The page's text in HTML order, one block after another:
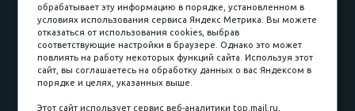
Наличные
пл. Соляная, 6, стр. 16
обрабатывает эту информацию в порядке, установленном в
условиях использования сервиса Яндекс Метрика. Вы можете
отказаться от использования cookies, выбрав
соответствующие настройки в браузере. Однако это может
повлиять на работу некоторых функций сайта. Используя этот
сайт, вы соглашаетесь на обработку данных о вас Яндексом в
порядке и целях, указанных выше.
Этот сайт использует сервис веб-аналитики top.mail.ru,